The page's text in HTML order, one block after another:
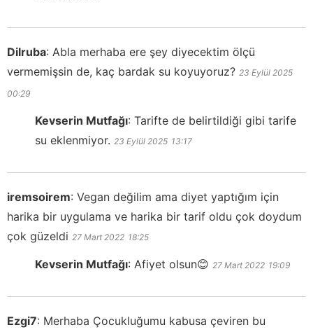
Dilruba: Abla merhaba ere şey diyecektim ölçü
vermemişsin de, kaç bardak su koyuyoruz? 23 Eylül 2025
00:29
Kevserin Mutfağı: Tarifte de belirtildiği gibi tarife
su eklenmiyor. 23 Eylül 2025 13:17
iremsoirem: Vegan değilim ama diyet yaptığım için
harika bir uygulama ve harika bir tarif oldu çok doydum
çok güzeldi 27 Mart 2022 18:25
Kevserin Mutfağı: Afiyet olsun😊 27 Mart 2022 19:09
Ezgi7: Merhaba Çocukluğumu kabusa çeviren bu